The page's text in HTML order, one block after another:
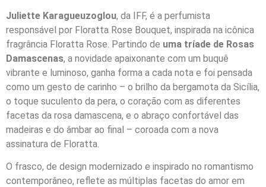
Juliette Karagueuzoglou, da IFF, é a perfumista
responsável por Floratta Rose Bouquet, inspirada na icônica
fragrância Floratta Rose. Partindo de uma tríade de Rosas
Damascenas, a novidade apaixonante com um buquê
vibrante e luminoso, ganha forma a cada nota e foi pensada
como um gesto de carinho – o brilho da bergamota da Sicília,
o toque suculento da pera, o coração com as diferentes
facetas da rosa damascena, e o abraço confortável das
madeiras e do âmbar ao final – coroada com a nova
assinatura de Floratta.
O frasco, de design modernizado e inspirado no romantismo
contemporâneo, reflete as múltiplas facetas do amor em